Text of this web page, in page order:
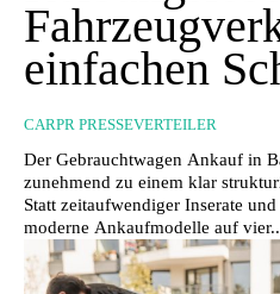
einfachen
CARPR PRESSEVERTEILER
Der Gebrauchtwagen Ankauf in
zunehmend zu einem klar
Statt zeitaufwendiger Inserate
moderne Ankaufmodelle auf